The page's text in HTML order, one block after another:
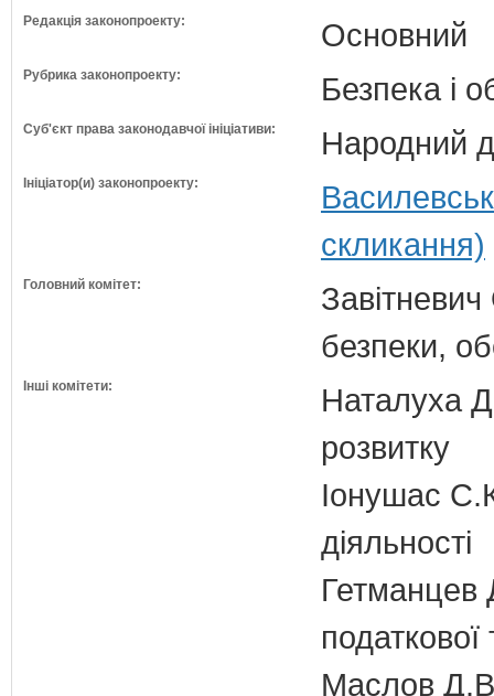
Редакція законопроекту: Основний
Рубрика законопроекту: Безпека і
Суб'єкт права законодавчої ініціативи: Народний
Ініціатор(и) законопроекту:
скликання)
Головний комітет:
безпеки,
Інші комітети:
Наталуха
розвитку
Іонушас
діяльності
Гетманцев
податкової
Маслов Д.В.